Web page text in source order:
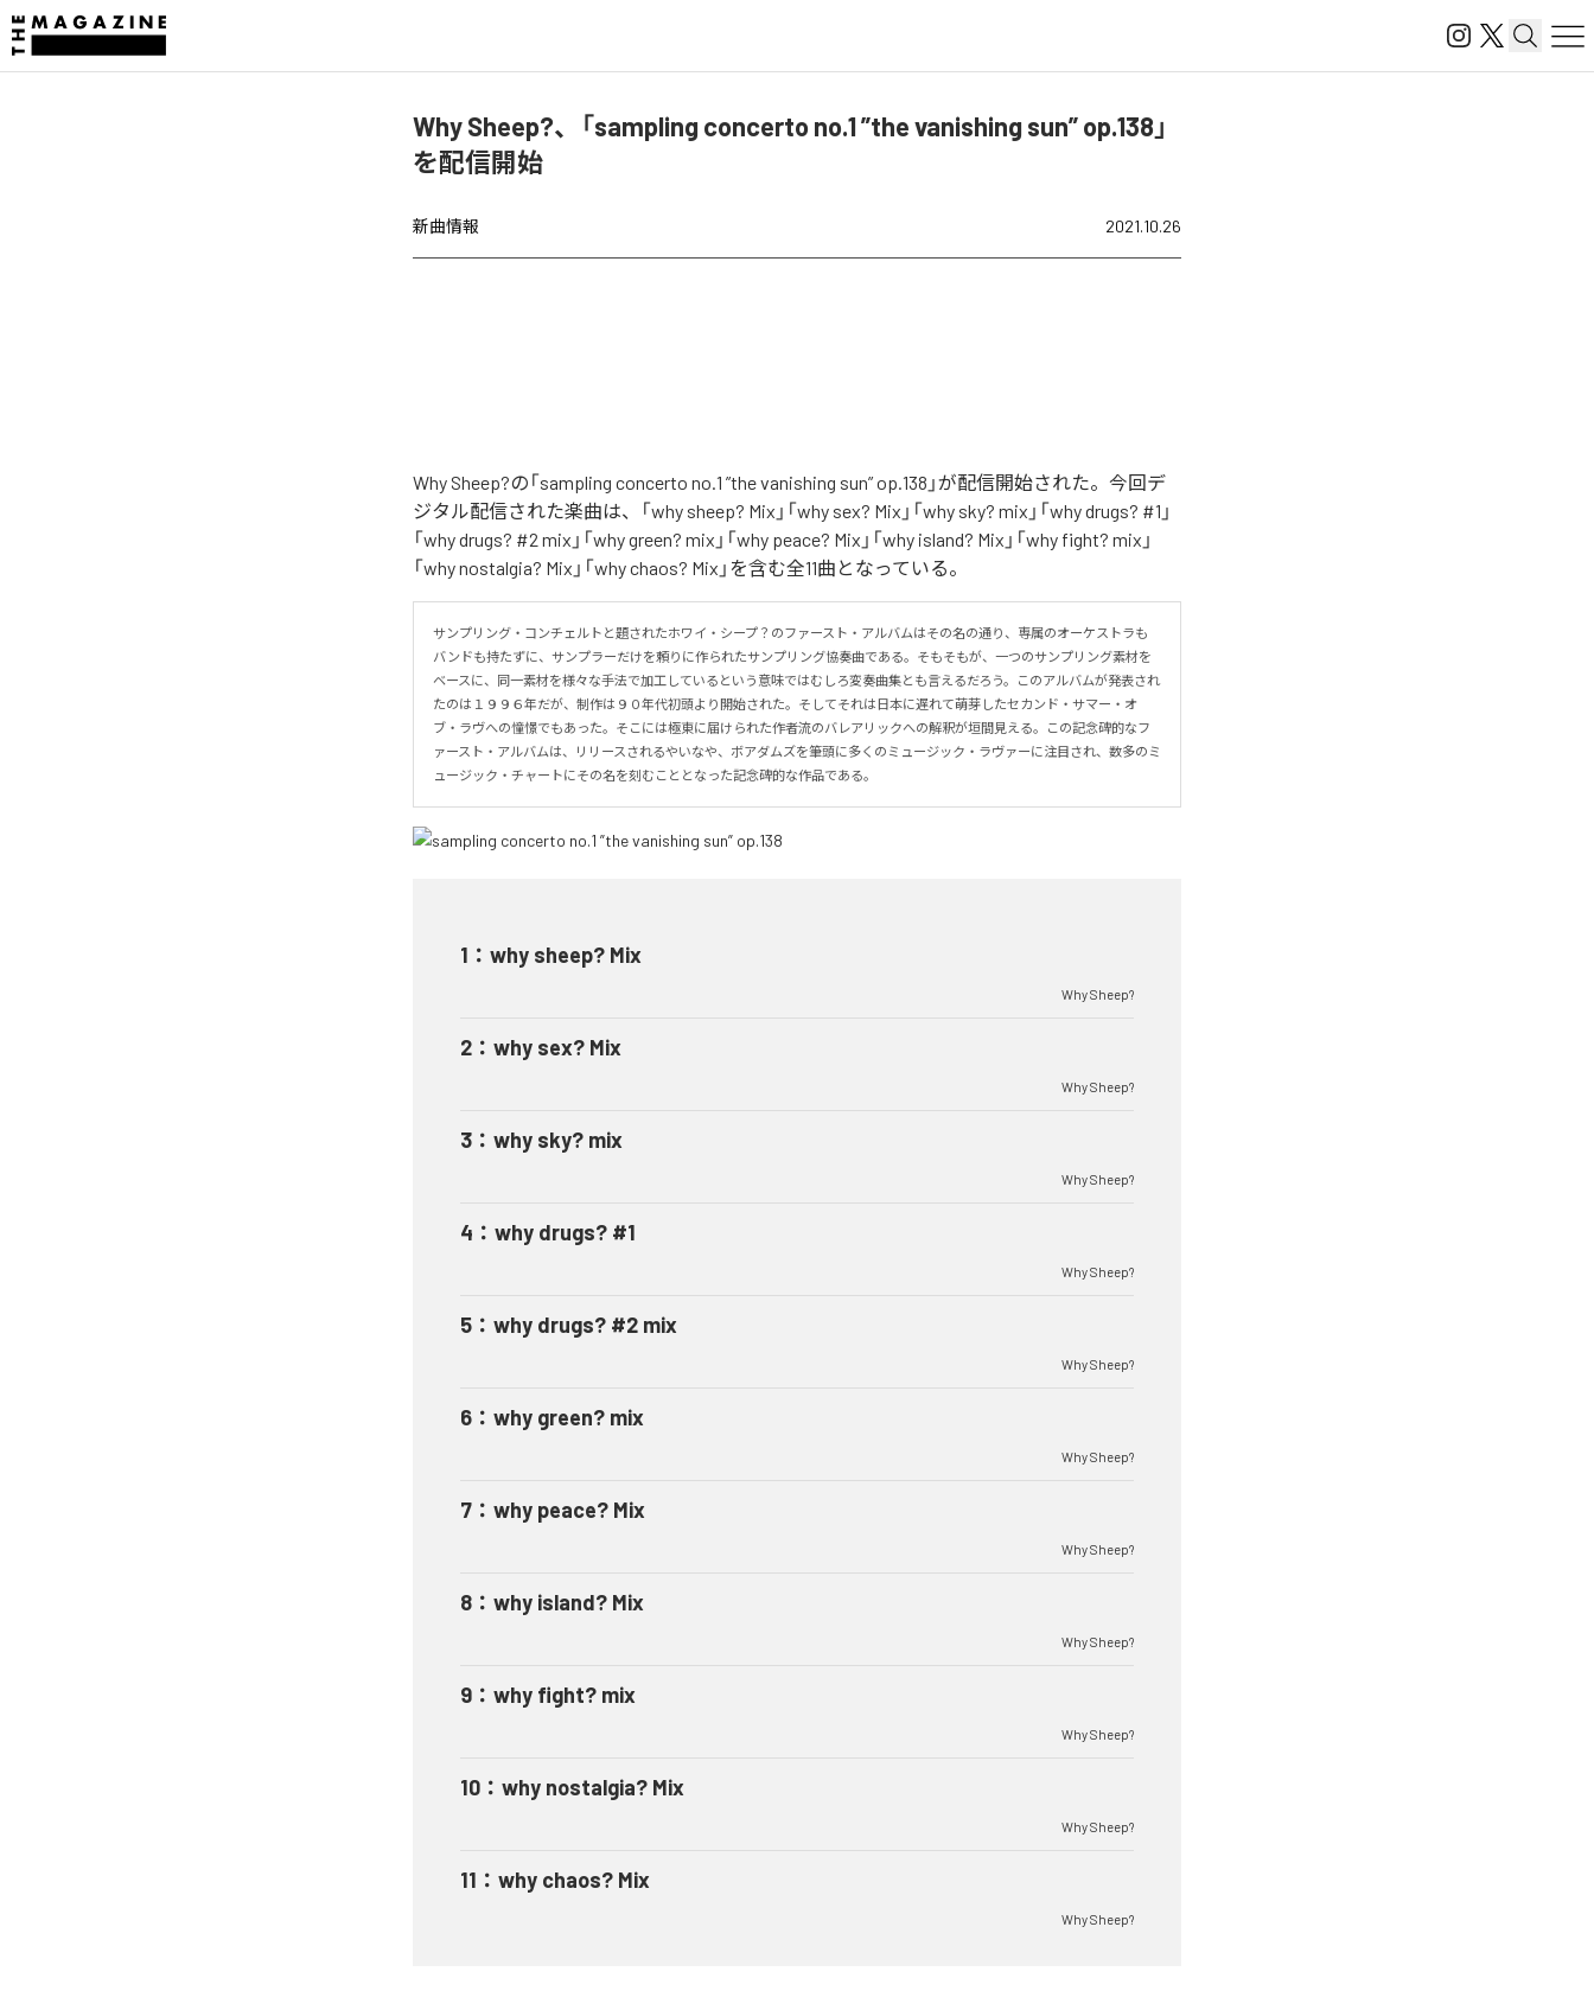
Why Sheep?、「sampling concerto no.1 ”the vanishing sun” op.138」
を配信開始
新曲情報 2021.10.26
Why Sheep?の「sampling concerto no.1 ”the vanishing sun” op.138」が配信開始された。今回デ
ジタル配信された楽曲は、「why sheep? Mix」「why sex? Mix」「why sky? mix」「why drugs? #1」
「why drugs? #2 mix」「why green? mix」「why peace? Mix」「why island? Mix」「why fight? mix」
「why nostalgia? Mix」「why chaos? Mix」を含む全11曲となっている。
サンプリング・コンチェルトと題されたホワイ・シープ？のファースト・アルバムはその名の通り、専属のオーケストラも
バンドも持たずに、サンプラーだけを頼りに作られたサンプリング協奏曲である。そもそもが、一つのサンプリング素材を
ベースに、同一素材を様々な手法で加工しているという意味ではむしろ変奏曲集とも言えるだろう。このアルバムが発表され
たのは１９９６年だが、制作は９０年代初頭より開始された。そしてそれは日本に遅れて萌芽したセカンド・サマー・オ
ブ・ラヴへの憧憬でもあった。そこには極東に届けられた作者流のバレアリックへの解釈が垣間見える。この記念碑的なフ
ァースト・アルバムは、リリースされるやいなや、ボアダムズを筆頭に多くのミュージック・ラヴァーに注目され、数多のミ
ュージック・チャートにその名を刻むこととなった記念碑的な作品である。
1 ： why sheep? Mix
Why Sheep?
2 ： why sex? Mix
Why Sheep?
3 ： why sky? mix
Why Sheep?
4 ： why drugs? #1
Why Sheep?
5 ： why drugs? #2 mix
Why Sheep?
6 ： why green? mix
Why Sheep?
7 ： why peace? Mix
Why Sheep?
8 ： why island? Mix
Why Sheep?
9 ： why fight? mix
Why Sheep?
10 ： why nostalgia? Mix
Why Sheep?
11 ： why chaos? Mix
Why Sheep?